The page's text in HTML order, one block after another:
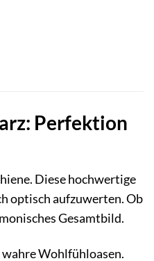
Perfektion
Diese hochwertige
optisch aufzuwerten. Ob
Gesamtbild.
Wohlfühloasen.